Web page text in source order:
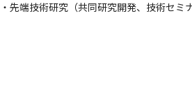
・先端技術研究（共同研究開発、技術セミ